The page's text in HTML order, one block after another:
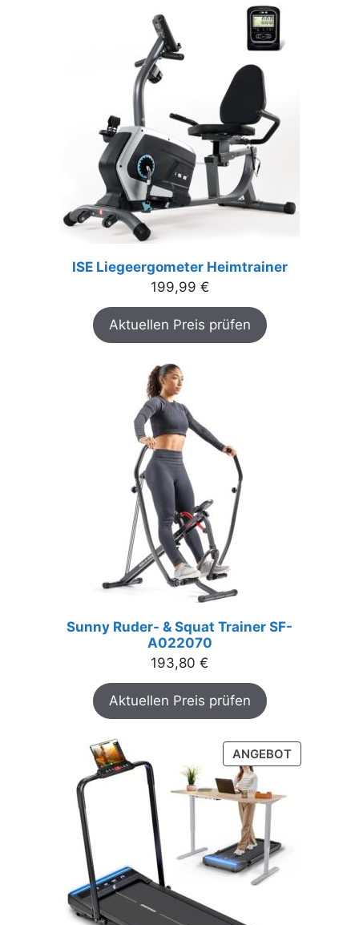
ISE Liegeergometer Heimtrainer
199,99 €
Aktuellen Preis prüfen
Sunny Ruder- & Squat Trainer SF-
A022070
193,80 €
Aktuellen Preis prüfen
ANGEBOTPRODUKT
IM